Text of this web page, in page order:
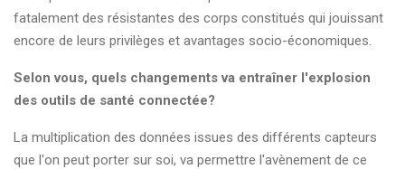
fatalement des résistantes des corps constitués qui jouissant
encore de leurs privilèges et avantages socio-économiques.
Selon vous, quels changements va entraîner l'explosion
des outils de santé connectée?
La multiplication des données issues des différents capteurs
que l'on peut porter sur soi, va permettre l'avènement de ce